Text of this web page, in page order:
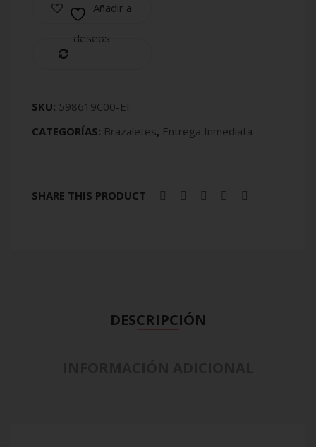
Añadir a
deseos
SKU: 598619C00-EI
CATEGORÍAS: Brazaletes, Entrega Inmediata
SHARE THIS PRODUCT
DESCRIPCIÓN